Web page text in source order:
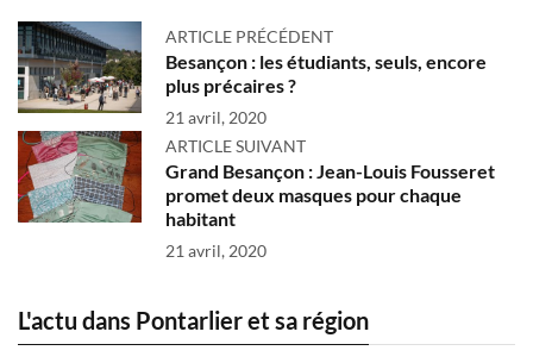
ARTICLE PRÉCÉDENT
Besançon : les étudiants, seuls, encore
plus précaires ?
21 avril, 2020
ARTICLE SUIVANT
Grand Besançon : Jean-Louis Fousseret
promet deux masques pour chaque
habitant
21 avril, 2020
L'actu dans Pontarlier et sa région